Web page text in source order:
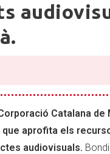
Catalana de
que aprofita els
audiovisuals.